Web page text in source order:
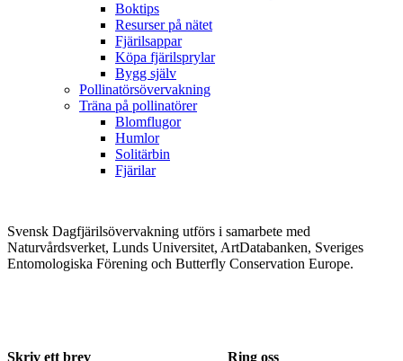
Boktips
Resurser på nätet
Fjärilsappar
Köpa fjärilsprylar
Bygg själv
Pollinatörsövervakning
Träna på pollinatörer
Blomflugor
Humlor
Solitärbin
Fjärilar
Svensk Dagfjärilsövervakning utförs i samarbete med
Naturvårdsverket, Lunds Universitet, ArtDatabanken, Sveriges
Entomologiska Förening och Butterfly Conservation Europe.
Skriv ett brev Ring oss